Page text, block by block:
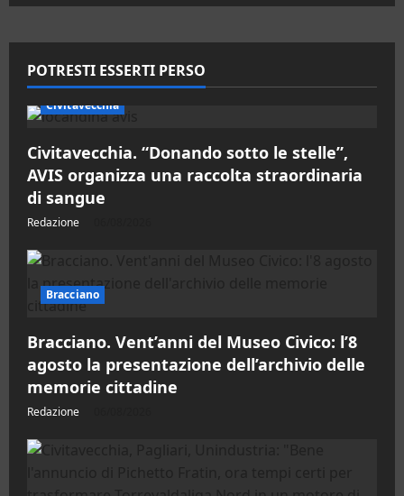
all’arte:
Art&Wine
conquista
il
POTRESTI ESSERTI PERSO
Civitavecchia
Civitavecchia. “Donando sotto le stelle”,
AVIS organizza una raccolta straordinaria
di sangue
Redazione
Bracciano
Bracciano. Vent’anni del Museo Civico: l’8
agosto la presentazione dell’archivio delle
memorie cittadine
Redazione